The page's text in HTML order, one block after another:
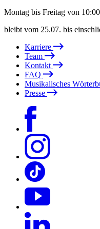
Montag bis Freitag von
bleibt vom 25.07. bis
Karriere
Team
Kontakt
FAQ
Musikalisches
Presse